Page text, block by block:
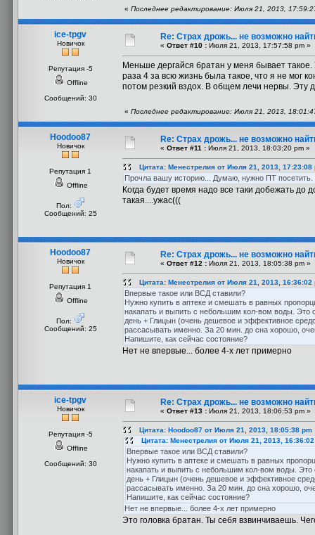
« Последнее редактирование: Июля 21, 2013,
ice-tpgv
Новичок
Репутация -5
Offline
Сообщений: 30
Re: Страх дрожь... не возможно
« Ответ #10 : Июля 21, 2013, 17:57:58 pm »
Меньше дергайся братан у меня бывает
раза 4 за всю жизнь была такое, что я не мог
потом резкий вздох. В общем лечи нервы. Эту
« Последнее редактирование: Июля 21, 2013,
Hoodoo87
Новичок
Репутация 1
Offline
Пол:
Сообщений: 25
Re: Страх дрожь... не возможно
« Ответ #11 : Июля 21, 2013, 18:03:20 pm »
Цитата: Менестрелия от Июля 21, 2013, 17:23:08
Прочла вашу историю... Думаю, нужно ПТ посетить.
Когда будет время надо все таки добежать до
такая....ужас(((
Hoodoo87
Новичок
Репутация 1
Offline
Пол:
Сообщений: 25
Re: Страх дрожь... не возможно
« Ответ #12 : Июля 21, 2013, 18:05:38 pm »
Цитата: Менестрелия от Июля 21, 2013, 16:36:02
Впервые такое или ВСД ставили?
Нужно купить в аптеке и смешать в равных
накапать и выпить с небольшим кол-вом воды. Это
день + Глицын (очень дешевое и эффективное
рассасывать именно. За 20 мин. до сна хорошо,
Напишите, как сейчас состояние?
Нет не впервые... более 4-х лет примерно
ice-tpgv
Новичок
Репутация -5
Offline
Сообщений: 30
Re: Страх дрожь... не возможно
« Ответ #13 : Июля 21, 2013, 18:06:53 pm »
Цитата: Hoodoo87 от Июля 21, 2013, 18:05:38 pm
Цитата: Менестрелия от Июля 21, 2013,
Впервые такое или ВСД ставили?
Нужно купить в аптеке и смешать в равных
накапать и выпить с небольшим кол-вом воды.
день + Глицын (очень дешевое и эффективное
рассасывать именно. За 20 мин. до сна хорошо,
Напишите, как сейчас состояние?
Нет не впервые... более 4-х лет примерно
Это головка братан. Ты себя взвинчиваешь.